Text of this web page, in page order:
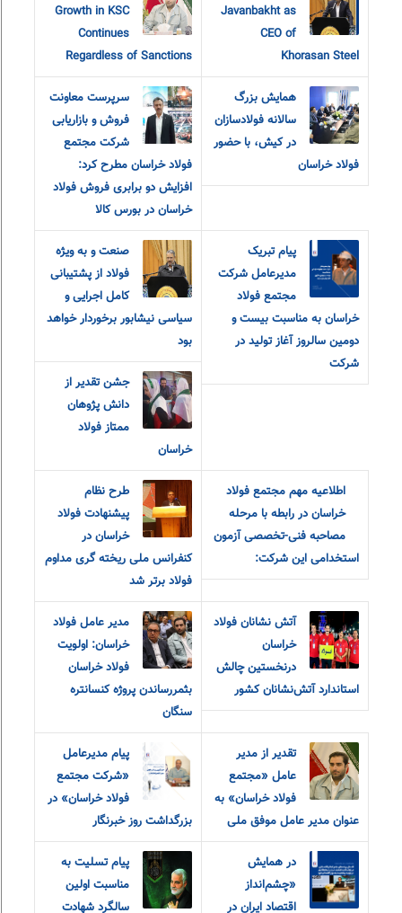
Javanbakht as
CEO of
Khorasan Steel
Growth in KSC
Continues
Regardless of Sanctions
همایش بزرگ
سالانه فولادسازان
در کیش، با حضور
فولاد خراسان
سرپرست معاونت
فروش و بازاریابی
شرکت مجتمع
فولاد خراسان مطرح کرد:
افزایش دو برابری فروش فولاد
خراسان در بورس کالا
پیام تبریک
مدیرعامل شرکت
مجتمع فولاد
خراسان به مناسبت بیست و
دومین سالروز آغاز تولید در
شرکت
صنعت و به ویژه
فولاد از پشتیبانی
کامل اجرایی و
سیاسی نیشابور برخوردار خواهد
بود
جشن تقدیر از
دانش پژوهان
ممتاز فولاد
خراسان
اطلاعیه مهم مجتمع فولاد
خراسان در رابطه با مرحله
مصاحبه فنی-تخصصی آزمون
استخدامی این شرکت:
طرح نظام
پیشنهادت فولاد
خراسان در
کنفرانس ملی ریخته گری مداوم
فولاد برتر شد
آتش نشانان فولاد
خراسان
درنخستین چالش
استاندارد آتش‌نشانان کشور
مدیر عامل فولاد
خراسان: اولویت
فولاد خراسان
بثمررساندن پروژه کنسانتره
سنگان
تقدیر از مدیر
عامل «مجتمع
فولاد خراسان» به
عنوان مدیر عامل موفق ملی
پیام مدیرعامل
«شرکت مجتمع
فولاد خراسان» در
بزرگداشت روز خبرنگار
در همایش
«چشم‌انداز
اقتصاد ایران در
پیام تسلیت به
مناسبت اولین
سالگرد شهادت